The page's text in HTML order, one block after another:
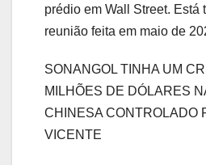
prédio em Wall Street. Está
reunião feita em maio de
SONANGOL TINHA UM
MILHÕES DE DÓLARES
CHINESA CONTROLADO
VICENTE